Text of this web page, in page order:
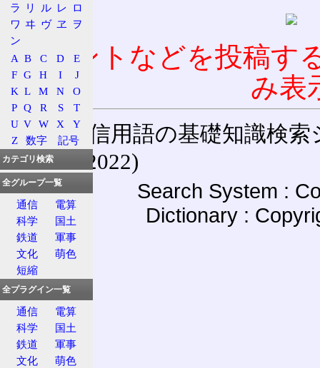
コメントなどを投稿す
み表
通信用語の基礎知識検索
(27-May-2022)
Search System :
Dictionary :
ラ
リ ル レ ロ
ワ ヰ ヴ ヱ
ヲ
ン
A B C D
E
F G H I
J
K L M N
O
P Q R S
T
U V W X
Y
Z
数字 記号
カテゴリ検索
全グループ一覧
通信
電算
科学
国土
鉄道
軍事
文化
萌色
短縮
全プラグイン一覧
通信
電算
科学
国土
鉄道
軍事
文化
萌色